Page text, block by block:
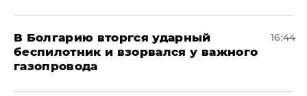
В Болгарию вторгся ударный
беспилотник и взорвался у важного
газопровода
16:44